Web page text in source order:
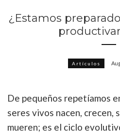
¿Estamos
Artículos
De pequeños repetíamos
seres vivos nacen, crecen,
mueren; es el ciclo